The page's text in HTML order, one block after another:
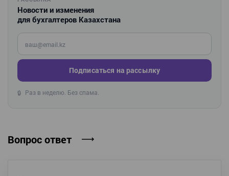
Новости и изменения
для бухгалтеров Казахстана
Введите ваш e-mail
Подписаться на рассылку
🔒 Раз в неделю. Без спама.
Вопрос ответ